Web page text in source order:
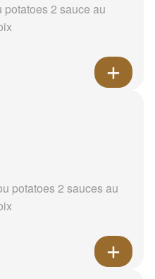
2 sauce au
potatoes 2 sauces au